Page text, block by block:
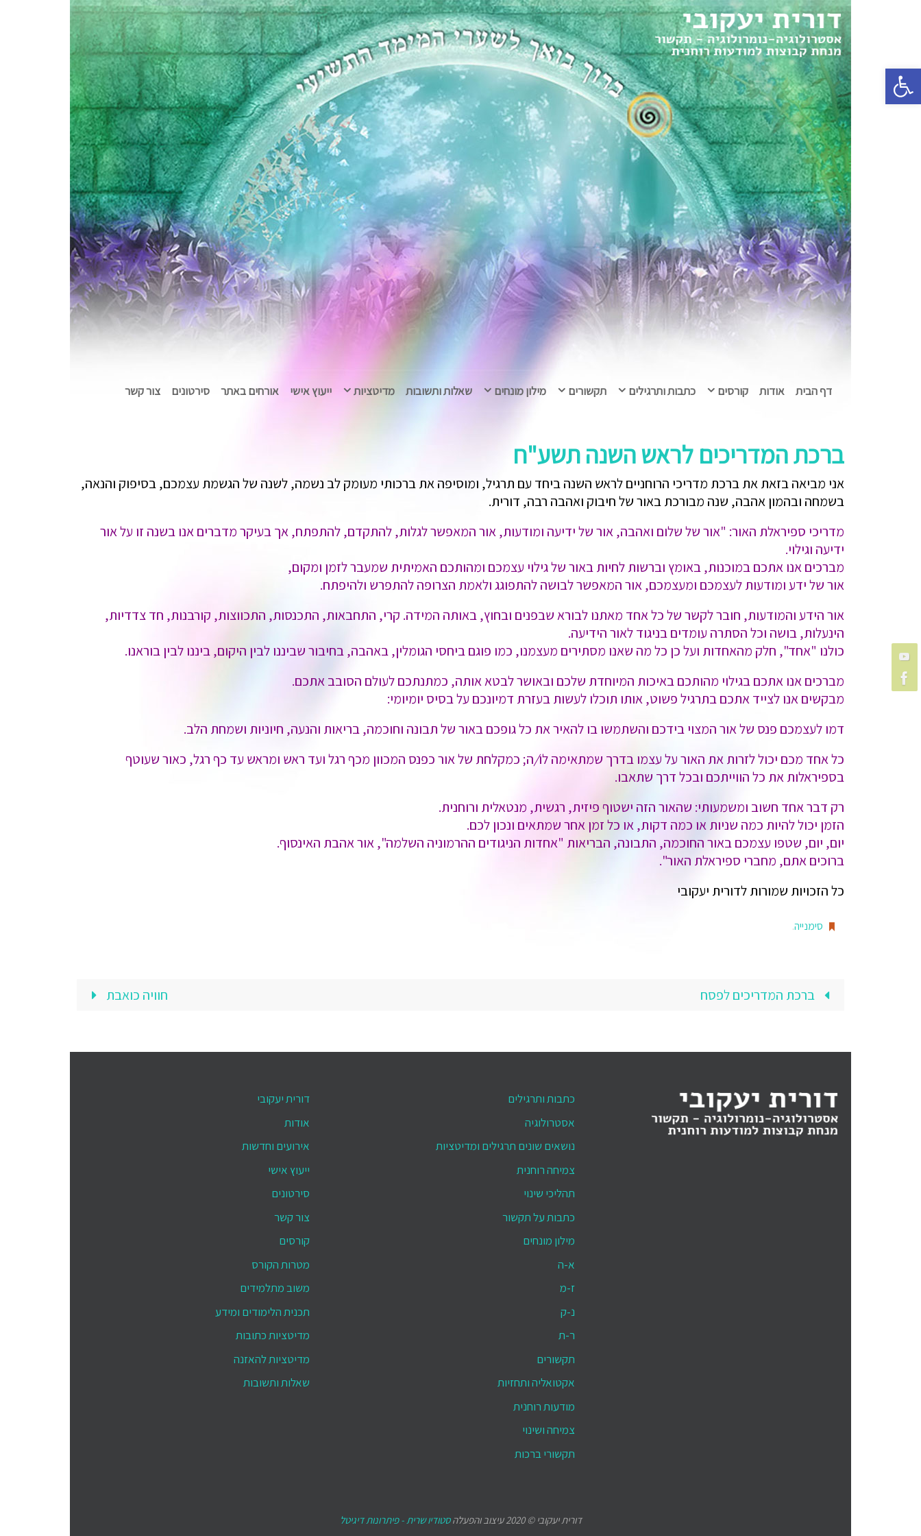
פתח סרגל נגישות
דף הבית אודות קורסים כתבות ותרגילים תקשורים מילון מונחים שאלות ותשובות מדיטציות ייעוץ אישי אורחים באתר סירטונים צור קשר
ברכת המדריכים לראש השנה תשע"ח
אני מביאה בזאת את ברכת מדריכי הרוחניים לראש השנה ביחד עם תרגיל, ומוסיפה את ברכותי מעומק לב נשמה, לשנה של הגשמת עצמכם, בסיפוק והנאה,
בשמחה ובהמון אהבה, שנה מבורכת באור של חיבוק ואהבה רבה, דורית.
מדריכי ספיראלת האור: "אור של שלום ואהבה, אור של ידיעה ומודעות, אור המאפשר לגלות, להתקדם, להתפתח, אך בעיקר מדברים אנו בשנה זו על אור
ידיעה וגילוי.
מברכים אנו אתכם במוכנות, באומץ וברשות לחיות באור של גילוי עצמכם ומהותכם האמיתית שמעבר לזמן ומקום,
אור של ידע ומודעות לעצמכם ומעצמכם, אור המאפשר לבושה להתפוגג ולאמת הצרופה להתפרש ולהיפתח.
אור הידע והמודעות, חובר לקשר של כל אחד מאתנו לבורא שבפנים ובחוץ, באותה המידה. קרי, התחבאות, התכנסות, התכווצות, קורבנות, חד צדדיות,
הינעלות, בושה וכל הסתרה עומדים בניגוד לאור הידיעה.
כולנו "אחד", חלק מהאחדות ועל כן כל מה שאנו מסתירים מעצמנו, כמו פוגם ביחסי הגומלין, באהבה, בחיבור שביננו לבין היקום, ביננו לבין בוראנו.
מברכים אנו אתכם בגילוי מהותכם באיכות המיוחדת שלכם ובאושר לבטא אותה, כמתנתכם לעולם הסובב אתכם.
מבקשים אנו לצייד אתכם בתרגיל פשוט, אותו תוכלו לעשות בעזרת דמיונכם על בסיס יומיומי:
דמו לעצמכם פנס של אור המצוי בידכם והשתמשו בו להאיר את כל גופכם באור של תבונה וחוכמה, בריאות והנעה, חיוניות ושמחת הלב.
כל אחד מכם יכול לזרות את האור על עצמו בדרך שמתאימה לו/ה; כמקלחת של אור כפנס המכוון מכף רגל ועד ראש ומראש עד כף רגל, כאור שעוטף
בספיראלות את כל הווייתכם ובכל דרך שתאבו.
רק דבר אחד חשוב ומשמעותי: שהאור הזה ישטוף פיזית, רגשית, מנטאלית ורוחנית.
הזמן יכול להיות כמה שניות או כמה דקות, או כל זמן אחר שמתאים ונכון לכם.
יום, יום, שטפו עצמכם באור החוכמה, התבונה, הבריאות "אחדות הניגודים ההרמוניה השלמה", אור אהבת האינסוף.
ברוכים אתם, מחברי ספיראלת האור".
כל הזכויות שמורות לדורית יעקובי
סימנייה.
ברכת המדריכים לפסח חוויה כואבת
כתבות ותרגילים
אסטרולוגיה
נושאים שונים תרגילים ומדיטציות
צמיחה רוחנית
תהליכי שינוי
כתבות על תקשור
מילון מונחים
א-ה
ז-מ
נ-ק
ר-ת
תקשורים
אקטואליה ותחזיות
מודעות רוחנית
צמיחה ושינוי
תקשורי ברכות
דורית יעקובי
אודות
אירועים וחדשות
ייעוץ אישי
סירטונים
צור קשר
קורסים
מטרות הקורס
משוב מתלמידים
תכנית הלימודים ומידע
מדיטציות כתובות
מדיטציות להאזנה
שאלות ותשובות
דורית יעקובי © 2020 עיצוב והפעלה סטודיו שרית - פיתרונות דיגיטל